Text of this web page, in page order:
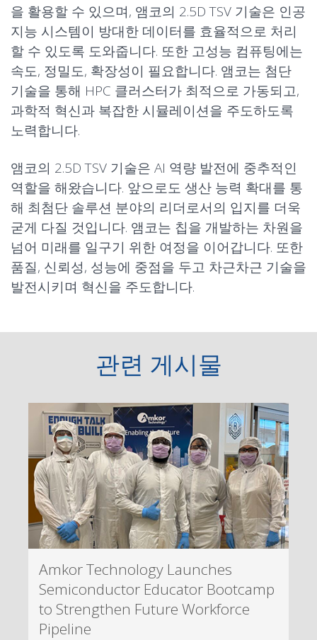
을 활용할 수 있으며, 앰코의 2.5D TSV 기술은 인공
지능 시스템이 방대한 데이터를 효율적으로 처리
할 수 있도록 도와줍니다. 또한 고성능 컴퓨팅에는
속도, 정밀도, 확장성이 필요합니다. 앰코는 첨단
기술을 통해 HPC 클러스터가 최적으로 가동되고,
과학적 혁신과 복잡한 시뮬레이션을 주도하도록
노력합니다.
앰코의 2.5D TSV 기술은 AI 역량 발전에 중추적인
역할을 해왔습니다. 앞으로도 생산 능력 확대를 통
해 최첨단 솔루션 분야의 리더로서의 입지를 더욱
굳게 다질 것입니다. 앰코는 칩을 개발하는 차원을
넘어 미래를 일구기 위한 여정을 이어갑니다. 또한
품질, 신뢰성, 성능에 중점을 두고 차근차근 기술을
발전시키며 혁신을 주도합니다.
관련 게시물
Amkor Technology Launches
Semiconductor Educator Bootcamp
to Strengthen Future Workforce
Pipeline